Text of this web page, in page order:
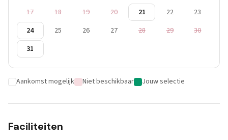
17
18 19 20 21 22
23
24
25 26 27 28 29
30
31
Aankomst mogelijk Niet beschikbaar Jouw selectie
Faciliteiten